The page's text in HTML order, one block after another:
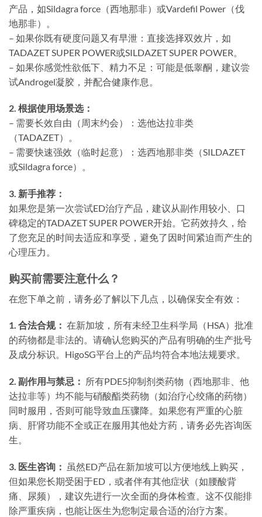
产品，如Sildagra force（西地那非）或Vardefil Power（伐
地那非）。
– 如果你既有硬度问题又有早泄：直接选择双效片，如
TADAZET SUPER POWER或SILDAZET SUPER POWER。
– 如果你感觉性欲低下、精力不足：可能是低睾酮，建议尝
试Androgel凝胶，并配合健康作息。
2. 根据使用场景选：
– 需要长效自由（周末约会）：选他达拉非类
（TADAZET）。
– 需要快速强效（临时起意）：选西地那非类（SILDAZET
或Sildagra force）。
3. 新手推荐：
如果您是第一次尝试ED治疗产品，建议从副作用较小、口
碑稳定的TADAZET SUPER POWER开始。它药效持久，给
了您充足的时间去适应和享受，避免了因时间紧迫而产生的
心理压力。
购买前需要注意什么？
在您下单之前，请务必了解以下几点，以确保安全有效：
1. 合法合规： 在新加坡，所有未经卫生科学局（HSA）批准
的药物都是非法的。请确认您购买的产品有明确的生产批号
及成分标识。HigoSG平台上的产品均符合本地法规要求。
2. 副作用与禁忌： 所有PDE5抑制剂类药物（西地那非、他
达拉非等）均不能与硝酸酯类药物（如治疗心绞痛的药物）
同时服用，否则可能导致血压骤降。如果您有严重的心脏
病、肝肾功能不全或正在服用其他处方药，请务必先咨询医
生。
3. 医生咨询： 虽然ED产品在新加坡可以方便地线上购买，
但如果您长期受困于ED，或者伴有其他症状（如腰酸背
痛、尿频），建议先进行一次全面的身体检查。这不仅能排
除严重疾病，也能让医生为您制定最合适的治疗方案。